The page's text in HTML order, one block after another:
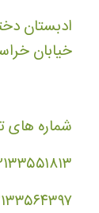
ادبستان
خیابان
شماره های